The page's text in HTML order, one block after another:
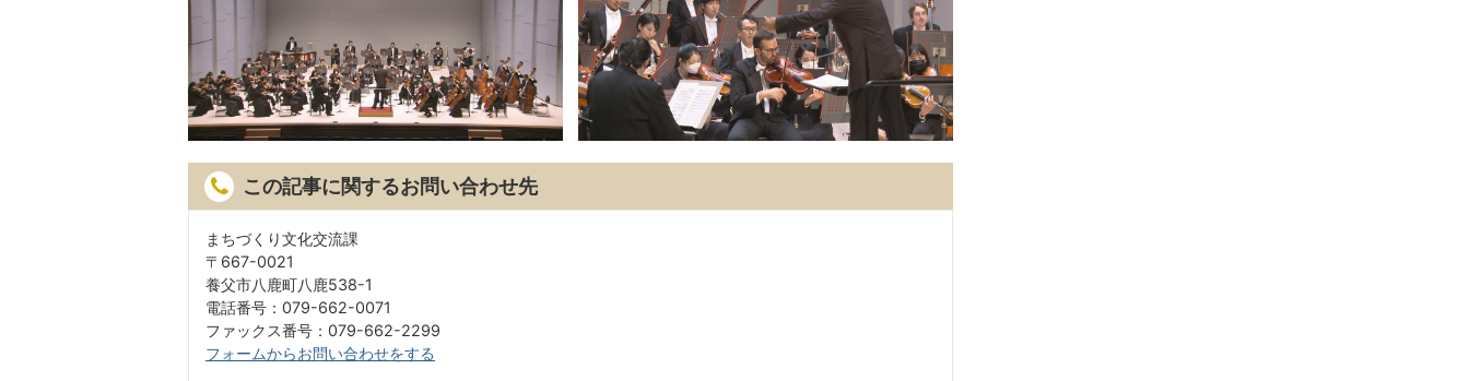
この記事に関するお問い合わせ先
まちづくり文化交流課
〒667-0021
養父市八鹿町八鹿538-1
電話番号：079-662-0071
ファックス番号：079-662-2299
フォームからお問い合わせをする